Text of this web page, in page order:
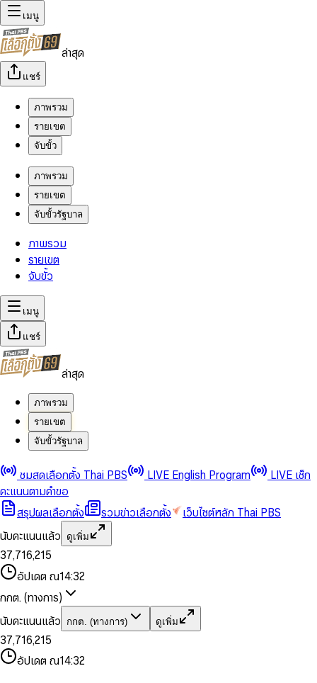
เมนู
ล่าสุด
แชร์
ภาพรวม
รายเขต
จับขั้ว
ภาพรวม
รายเขต
จับขั้วรัฐบาล
ภาพรวม
รายเขต
จับขั้ว
เมนู
แชร์
ล่าสุด
ภาพรวม
รายเขต
จับขั้วรัฐบาล
ชมสดเลือกตั้ง Thai PBS LIVE English Program
LIVE เช็ก
คะแนนตามคำขอ
สรุปผลเลือกตั้ง
รวมข่าวเลือกตั้ง
เว็บไซต์หลัก Thai PBS
นับคะแนนแล้ว
ดูเพิ่ม
0
1
2
3
4
5
6
8
9
0
1
2
3
4
5
6
7
8
9
,
0
1
2
4
6
7
8
9
0
1
2
3
4
5
6
7
8
9
0
1
3
5
6
7
8
9
,
1
2
4
5
7
8
9
0
1
3
4
6
7
8
9
0
2
3
4
5
7
8
อัปเดต ณ14:32
กกต. (ทางการ)
นับคะแนนแล้ว
กกต. (ทางการ) ดูเพิ่ม
0
1
2
3
4
5
0
1
2
4
5
6
7
8
9
,
0
1
2
4
6
7
8
9
0
1
2
3
0
1
3
5
6
7
8
,
1
2
4
0
1
3
0
2
3
4
5
7
อัปเดต ณ14:32